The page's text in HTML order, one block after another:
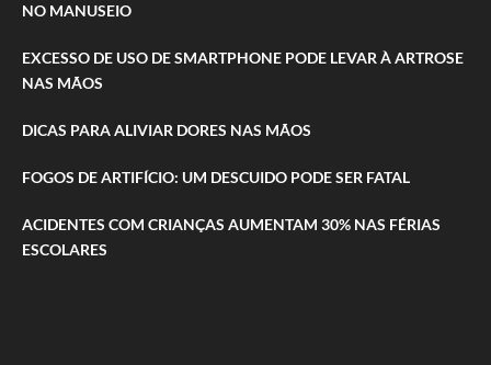
NO MANUSEIO
EXCESSO DE USO DE SMARTPHONE PODE LEVAR À ARTROSE
NAS MÃOS
DICAS PARA ALIVIAR DORES NAS MÃOS
FOGOS DE ARTIFÍCIO: UM DESCUIDO PODE SER FATAL
ACIDENTES COM CRIANÇAS AUMENTAM 30% NAS FÉRIAS
ESCOLARES